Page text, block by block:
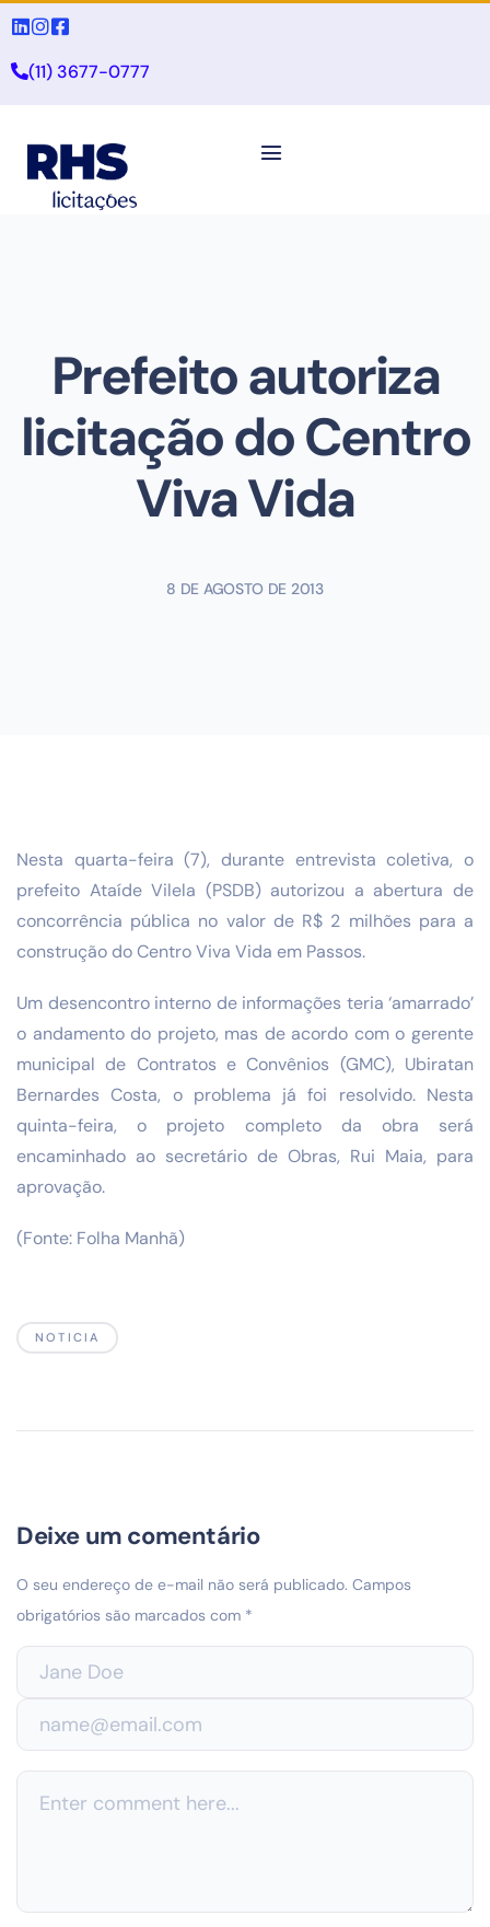
(11) 3677-0777
Prefeito autoriza
licitação do Centro
Viva Vida
8 DE AGOSTO DE 2013
Nesta quarta-feira (7), durante entrevista coletiva, o
prefeito Ataíde Vilela (PSDB) autorizou a abertura de
concorrência pública no valor de R$ 2 milhões para a
construção do Centro Viva Vida em Passos.
Um desencontro interno de informações teria ‘amarrado’
o andamento do projeto, mas de acordo com o gerente
municipal de Contratos e Convênios (GMC), Ubiratan
Bernardes Costa, o problema já foi resolvido. Nesta
quinta-feira, o projeto completo da obra será
encaminhado ao secretário de Obras, Rui Maia, para
aprovação.
(Fonte: Folha Manhã)
NOTICIA
Deixe um comentário
O seu endereço de e-mail não será publicado. Campos
obrigatórios são marcados com *